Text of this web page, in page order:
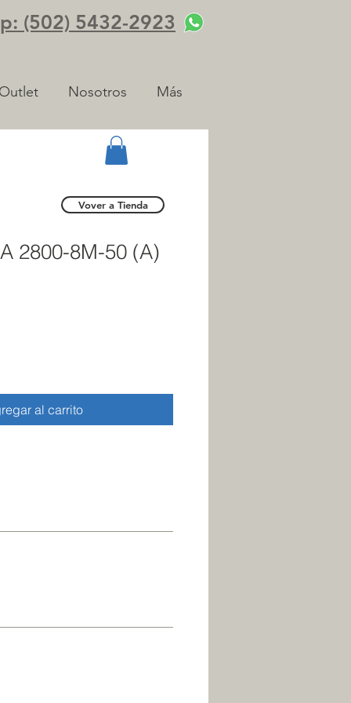
(502) 5432-2923
Outlet Nosotros Más
2800-8M-50 (A)
al carrito
Vover a Tienda